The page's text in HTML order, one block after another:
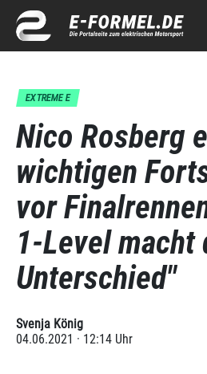
EXTREME E
Nico Rosberg
wichtigen
vor
1-Level macht
Unterschied"
Svenja König
04.06.2021 · 12:14 Uhr